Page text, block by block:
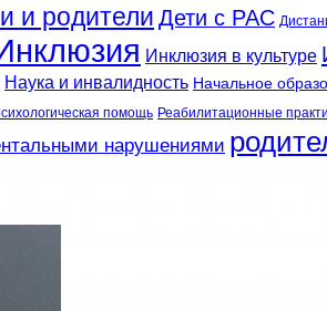
и родители Дети с РАС
Инклюзия в культуре
Наука и инвалидность Начальное
помощь Реабилитационные
нарушениями